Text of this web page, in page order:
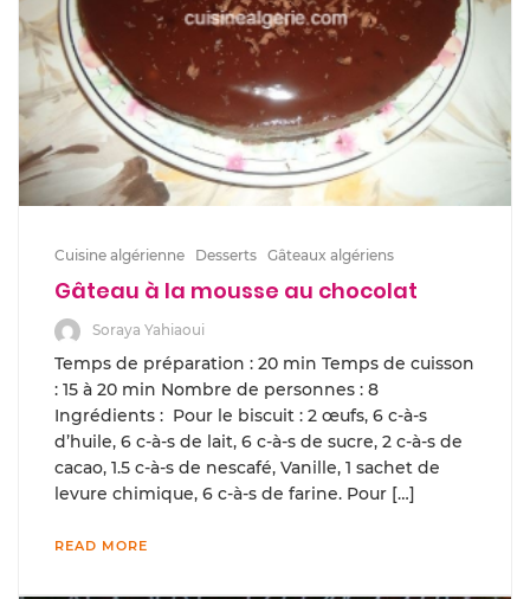
Cuisine algérienne Desserts Gâteaux algériens
Gâteau à la mousse au chocolat
Soraya Yahiaoui
Temps de préparation : 20 min Temps de cuisson
: 15 à 20 min Nombre de personnes : 8
Ingrédients : Pour le biscuit : 2 œufs, 6 c-à-s
d’huile, 6 c-à-s de lait, 6 c-à-s de sucre, 2 c-à-s de
cacao, 1.5 c-à-s de nescafé, Vanille, 1 sachet de
levure chimique, 6 c-à-s de farine. Pour […]
READ MORE